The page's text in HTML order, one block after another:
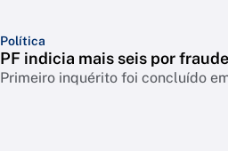
Política
PF indicia mais seis por
Primeiro inquérito foi concluído